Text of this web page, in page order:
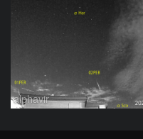
alphavir